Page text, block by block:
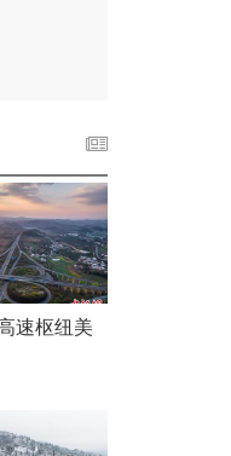
速枢纽美